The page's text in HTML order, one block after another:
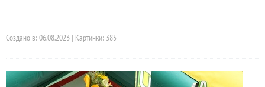
Создано в: 06.08.2023 | Картинки: 385